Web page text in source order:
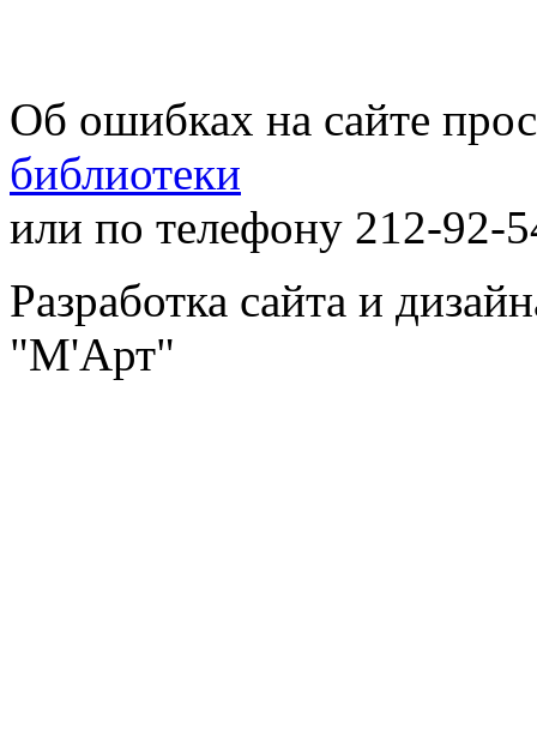
Об ошибках на сайте
библиотеки
или по телефону 212-92-
Разработка сайта и
"М'Арт"